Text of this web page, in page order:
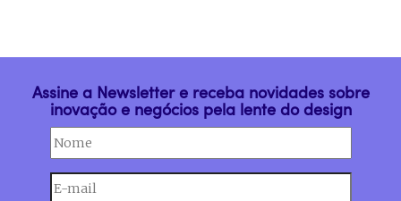
Assine a Newsletter e receba novidades sobre
inovação e negócios pela lente do design